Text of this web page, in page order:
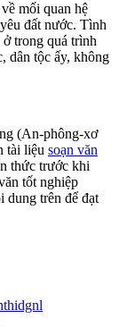
mối quan hệ
đất nước. Tình
trong quá trình
dân tộc ấy, không
(An-phông-xơ
tài liệu soạn văn
thức trước khi
tốt nghiệp
dung trên để đạt